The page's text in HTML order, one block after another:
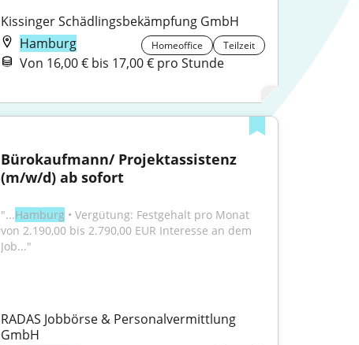
Kissinger Schädlingsbekämpfung GmbH
Hamburg
Homeoffice Teilzeit
Von 16,00 € bis 17,00 € pro Stunde
Bürokaufmann/ Projektassistenz
(m/w/d) ab sofort
"...Hamburg • Vergütung: Festgehalt pro Monat
von 2.190,00 bis 2.790,00 EUR Interesse an dem
Job..."
RADAS Jobbörse & Personalvermittlung
GmbH